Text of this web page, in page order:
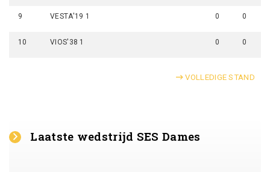
9 VESTA'19 1 0 0
10 VIOS'38 1 0 0
VOLLEDIGE STAND
Laatste wedstrijd SES Dames